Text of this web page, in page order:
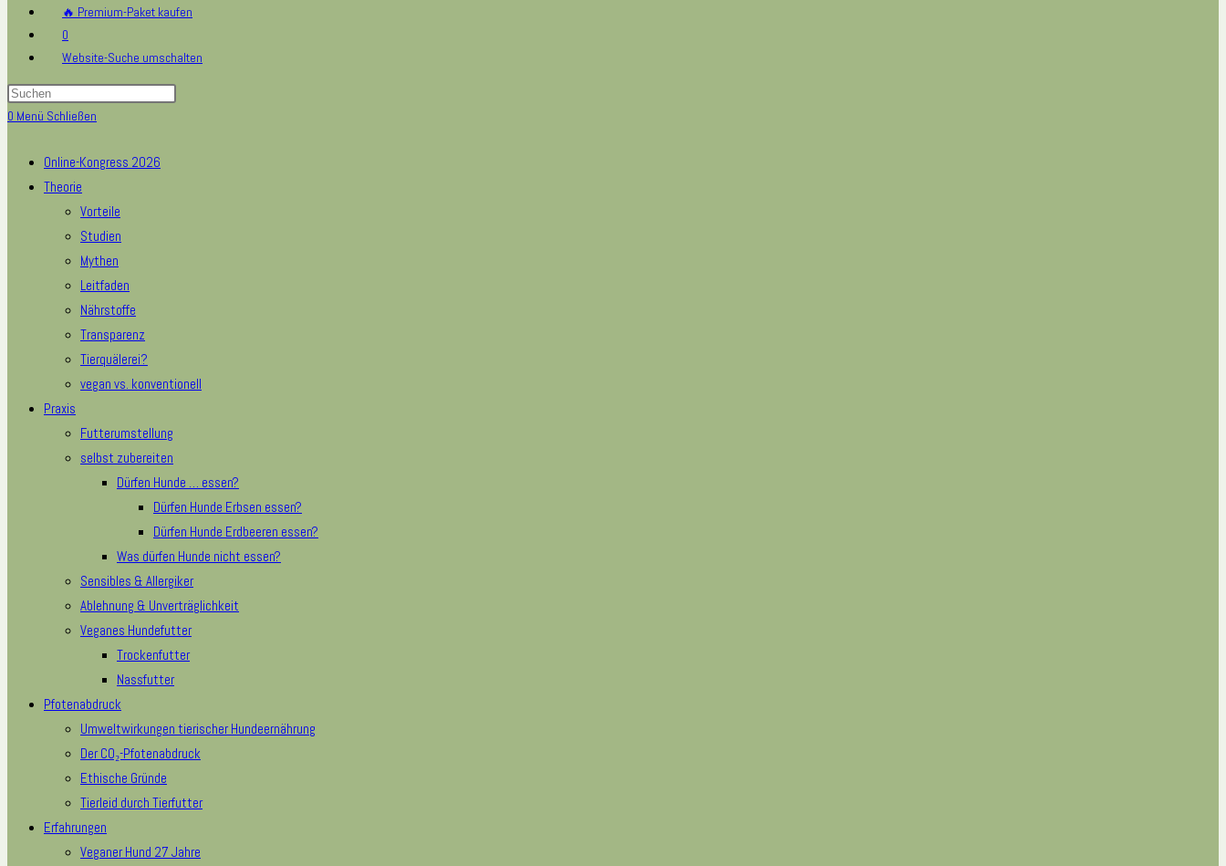
🔥 Premium-Paket kaufen
0
Website-Suche umschalten
0 Menü Schließen
Online-Kongress 2026
Theorie
Vorteile
Studien
Mythen
Leitfaden
Nährstoffe
Transparenz
Tierquälerei?
vegan vs. konventionell
Praxis
Futterumstellung
selbst zubereiten
Dürfen Hunde … essen?
Dürfen Hunde Erbsen essen?
Dürfen Hunde Erdbeeren essen?
Was dürfen Hunde nicht essen?
Sensibles & Allergiker
Ablehnung & Unverträglichkeit
Veganes Hundefutter
Trockenfutter
Nassfutter
Pfotenabdruck
Umweltwirkungen tierischer Hundeernährung
Der CO₂-Pfotenabdruck
Ethische Gründe
Tierleid durch Tierfutter
Erfahrungen
Veganer Hund 27 Jahre